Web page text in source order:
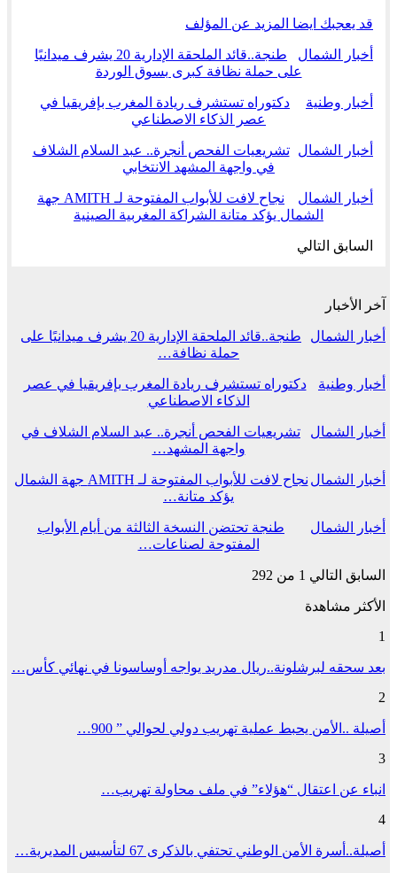
قد يعجبك ايضا المزيد عن المؤلف
أخبار الشمال
طنجة..قائد الملحقة الإدارية 20 يشرف ميدانيًا
على حملة نظافة كبرى بسوق الوردة
أخبار وطنية
دكتوراه تستشرف ريادة المغرب بإفريقيا في
عصر الذكاء الاصطناعي
أخبار الشمال
تشريعيات الفحص أنجرة.. عبد السلام الشلاف
في واجهة المشهد الانتخابي
أخبار الشمال
نجاح لافت للأبواب المفتوحة لـ AMITH جهة
الشمال يؤكد متانة الشراكة المغربية الصينية
السابق التالي
آخر الأخبار
أخبار الشمال
طنجة..قائد الملحقة الإدارية 20 يشرف ميدانيًا على
حملة نظافة…
أخبار وطنية
دكتوراه تستشرف ريادة المغرب بإفريقيا في عصر
الذكاء الاصطناعي
أخبار الشمال
تشريعيات الفحص أنجرة.. عبد السلام الشلاف في
واجهة المشهد…
أخبار الشمال
نجاح لافت للأبواب المفتوحة لـ AMITH جهة الشمال
يؤكد متانة…
أخبار الشمال
طنجة تحتضن النسخة الثالثة من أيام الأبواب
المفتوحة لصناعات…
السابق التالي 1 من 292
الأكثر مشاهدة
1
بعد سحقه لبرشلونة..ريال مدريد يواجه أوساسونا في نهائي كأس…
2
أصيلة ..الأمن يحبط عملية تهريب دولي لحوالي ” 900…
3
انباء عن اعتقال “هؤلاء” في ملف محاولة تهريب…
4
أصيلة..أسرة الأمن الوطني تحتفي بالذكرى 67 لتأسيس المديرية…